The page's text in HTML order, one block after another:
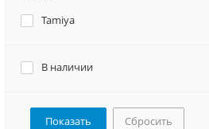
Tamiya
В наличии
Сбросить